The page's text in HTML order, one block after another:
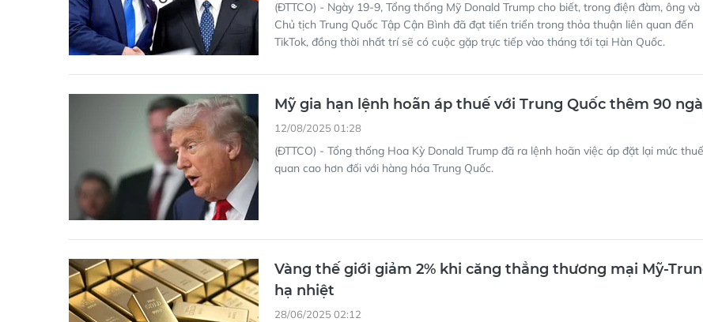
(ĐTTCO) - Ngày 19-9, Tổng thống Mỹ Donald Trump cho biết, trong điện đàm, ông và
Chủ tịch Trung Quốc Tập Cận Bình đã đạt tiến triển trong thỏa thuận liên quan đến
TikTok, đồng thời nhất trí sẽ có cuộc gặp trực tiếp vào tháng tới tại Hàn Quốc.
Mỹ gia hạn lệnh hoãn áp thuế với Trung Quốc thêm 90
12/08/2025 01:28
(ĐTTCO) - Tổng thống Hoa Kỳ Donald Trump đã ra lệnh hoãn việc áp đặt lại mức thuế
quan cao hơn đối với hàng hóa Trung Quốc.
Vàng thế giới giảm 2% khi căng thẳng thương mại Mỹ-
hạ nhiệt
28/06/2025 02:12